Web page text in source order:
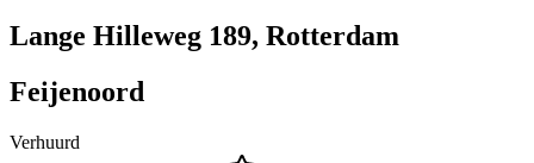
Lange Hilleweg 189, Rotterdam
Feijenoord
Verhuurd